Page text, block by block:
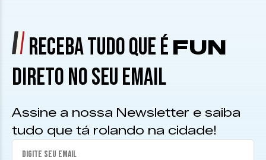
RECEBA TUDO QUE É FUN
DIRETO NO SEU EMAIL
Assine a nossa Newsletter e saiba
tudo que tá rolando na cidade!